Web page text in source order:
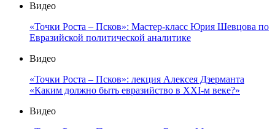
Видео
«Точки Роста – Псков»: Мастер-класс Юрия Шевцова по
Евразийской политической аналитике
Видео
«Точки Роста – Псков»: лекция Алексея Дзерманта
«Каким должно быть евразийство в XXI-м веке?»
Видео